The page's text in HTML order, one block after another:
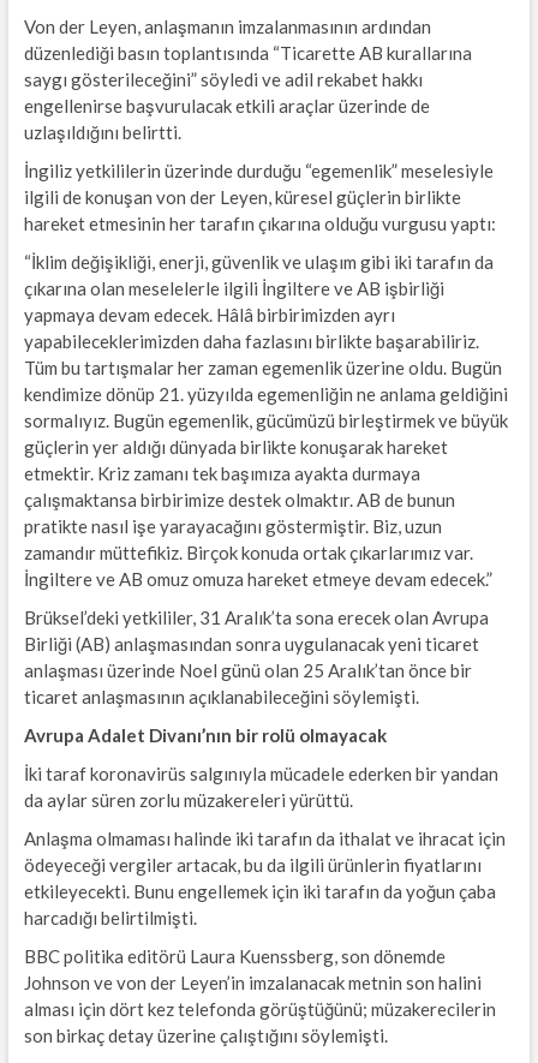
Von der Leyen, anlaşmanın imzalanmasının ardından
düzenlediği basın toplantısında “Ticarette AB kurallarına
saygı gösterileceğini” söyledi ve adil rekabet hakkı
engellenirse başvurulacak etkili araçlar üzerinde de
uzlaşıldığını belirtti.
İngiliz yetkililerin üzerinde durduğu “egemenlik” meselesiyle
ilgili de konuşan von der Leyen, küresel güçlerin birlikte
hareket etmesinin her tarafın çıkarına olduğu vurgusu yaptı:
“İklim değişikliği, enerji, güvenlik ve ulaşım gibi iki tarafın da
çıkarına olan meselelerle ilgili İngiltere ve AB işbirliği
yapmaya devam edecek. Hâlâ birbirimizden ayrı
yapabileceklerimizden daha fazlasını birlikte başarabiliriz.
Tüm bu tartışmalar her zaman egemenlik üzerine oldu. Bugün
kendimize dönüp 21. yüzyılda egemenliğin ne anlama geldiğini
sormalıyız. Bugün egemenlik, gücümüzü birleştirmek ve büyük
güçlerin yer aldığı dünyada birlikte konuşarak hareket
etmektir. Kriz zamanı tek başımıza ayakta durmaya
çalışmaktansa birbirimize destek olmaktır. AB de bunun
pratikte nasıl işe yarayacağını göstermiştir. Biz, uzun
zamandır müttefikiz. Birçok konuda ortak çıkarlarımız var.
İngiltere ve AB omuz omuza hareket etmeye devam edecek.”
Brüksel’deki yetkililer, 31 Aralık’ta sona erecek olan Avrupa
Birliği (AB) anlaşmasından sonra uygulanacak yeni ticaret
anlaşması üzerinde Noel günü olan 25 Aralık’tan önce bir
ticaret anlaşmasının açıklanabileceğini söylemişti.
Avrupa Adalet Divanı’nın bir rolü olmayacak
İki taraf koronavirüs salgınıyla mücadele ederken bir yandan
da aylar süren zorlu müzakereleri yürüttü.
Anlaşma olmaması halinde iki tarafın da ithalat ve ihracat için
ödeyeceği vergiler artacak, bu da ilgili ürünlerin fiyatlarını
etkileyecekti. Bunu engellemek için iki tarafın da yoğun çaba
harcadığı belirtilmişti.
BBC politika editörü Laura Kuenssberg, son dönemde
Johnson ve von der Leyen’in imzalanacak metnin son halini
alması için dört kez telefonda görüştüğünü; müzakerecilerin
son birkaç detay üzerine çalıştığını söylemişti.